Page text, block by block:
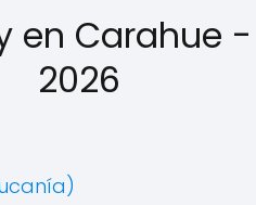
en Carahue
2026